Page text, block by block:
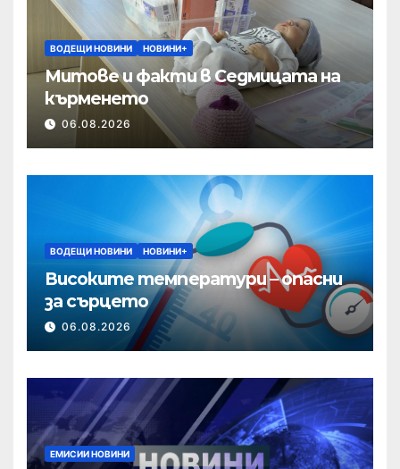
ВОДЕЩИ НОВИНИ НОВИНИ+
Митове и факти в Седмицата на
кърменето
06.08.2026
ВОДЕЩИ НОВИНИ НОВИНИ+
Високите температури – опасни
за сърцето
06.08.2026
ЕМИСИИ НОВИНИ